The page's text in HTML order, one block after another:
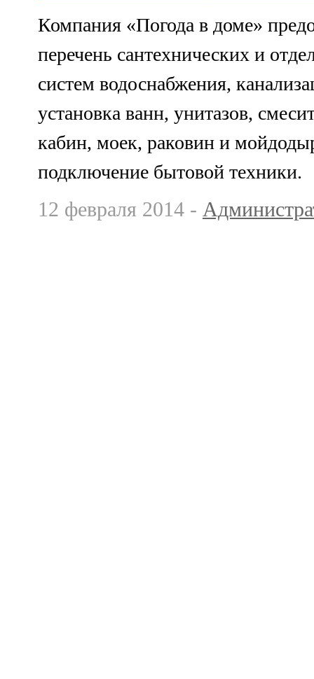
Компания «Погода в доме»
перечень сантехнических и
систем водоснабжения,
установка ванн, унитазов,
кабин, моек, раковин и
подключение бытовой техники.
12 февраля 2014 -